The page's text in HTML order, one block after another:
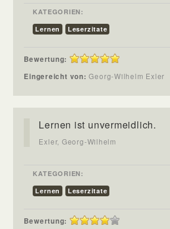
KATEGORIEN:
Lernen
Leserzitate
Bewertung:
Eingereicht von:Georg-Wilhelm Exler
Lernen ist unvermeidlich.
Exler, Georg-Wilhelm
KATEGORIEN:
Lernen
Leserzitate
Bewertung: